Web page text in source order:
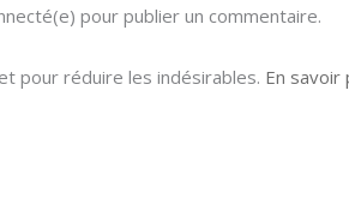
pour publier un commentaire.
pour réduire les indésirables. En